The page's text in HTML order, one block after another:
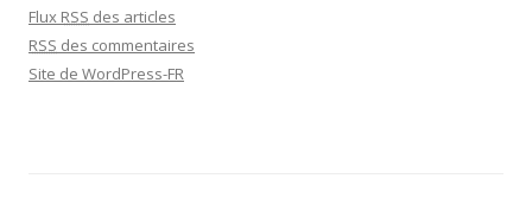
Flux RSS des articles
RSS des commentaires
Site de WordPress-FR